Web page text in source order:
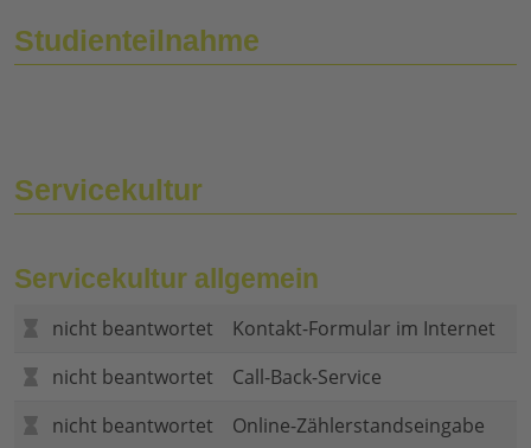
Studienteilnahme
Servicekultur
Servicekultur allgemein
nicht beantwortet
Kontakt-Formular im Internet
nicht beantwortet
Call-Back-Service
nicht beantwortet
Online-Zählerstandseingabe